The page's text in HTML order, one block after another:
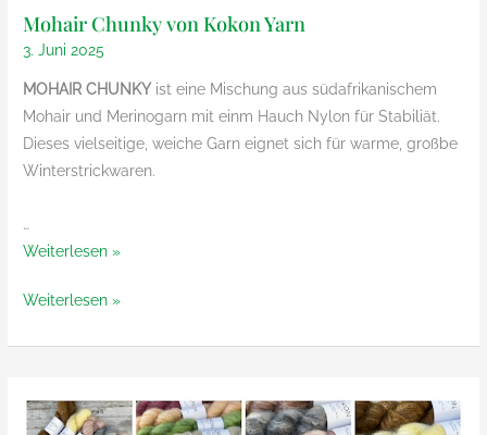
Mohair Chunky von Kokon Yarn
3. Juni 2025
MOHAIR CHUNKY ist eine Mischung aus südafrikanischem
Mohair und Merinogarn mit einm Hauch Nylon für Stabiliät.
Dieses vielseitige, weiche Garn eignet sich für warme, großbe
Winterstrickwaren.
…
Mohair
von
Weiterlesen »
Mohair
Yarn
Weiterlesen »